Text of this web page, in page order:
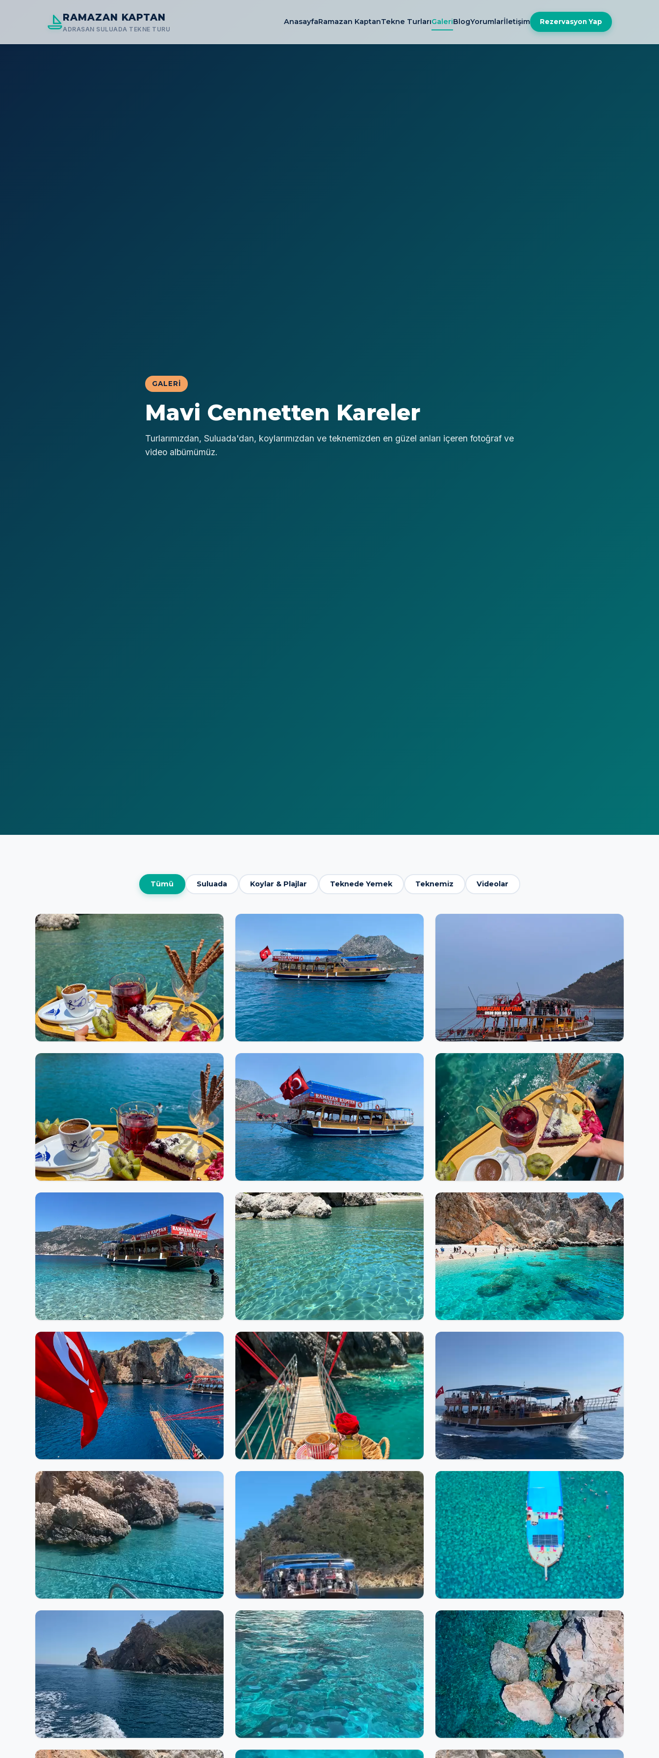
RAMAZAN KAPTAN
ADRASAN SULUADA TEKNE TURU
AnasayfaRamazan KaptanTekne TurlarıGaleriBlogYorumlarİletişim Rezervasyon Yap
GALERI
Mavi Cennetten Kareler
Turlarımızdan, Suluada'dan, koylarımızdan ve teknemizden en güzel anları içeren fotoğraf ve
video albümümüz.
Tümü Suluada Koylar & Plajlar Teknede Yemek Teknemiz Videolar